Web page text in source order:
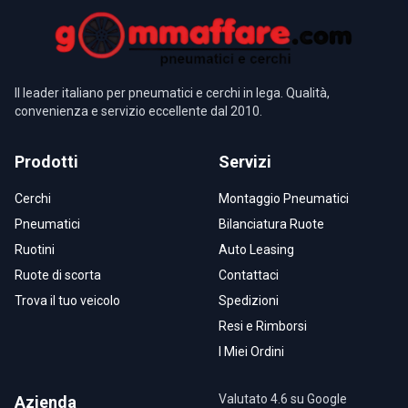
Il leader italiano per pneumatici e cerchi in lega. Qualità,
convenienza e servizio eccellente dal 2010.
Prodotti
Cerchi
Pneumatici
Ruotini
Ruote di scorta
Trova il tuo veicolo
Servizi
Montaggio Pneumatici
Bilanciatura Ruote
Auto Leasing
Contattaci
Spedizioni
Resi e Rimborsi
I Miei Ordini
Azienda Valutato 4.6 su Google